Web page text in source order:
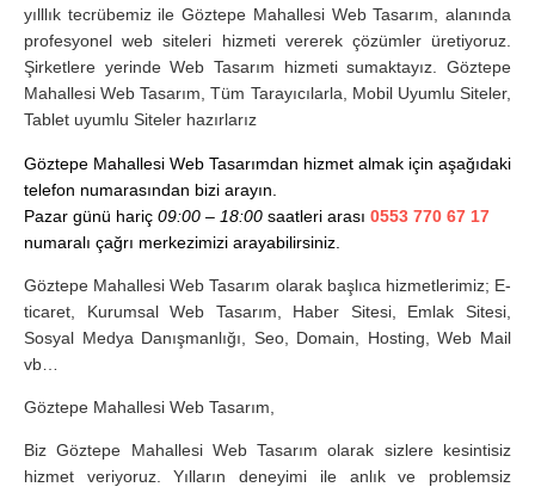
yılllık tecrübemiz ile Göztepe Mahallesi Web Tasarım, alanında
profesyonel web siteleri hizmeti vererek çözümler üretiyoruz.
Şirketlere yerinde Web Tasarım hizmeti sumaktayız. Göztepe
Mahallesi Web Tasarım, Tüm Tarayıcılarla, Mobil Uyumlu Siteler,
Tablet uyumlu Siteler hazırlarız
Göztepe Mahallesi Web Tasarımdan hizmet almak için aşağıdaki
telefon numarasından bizi arayın.
Pazar günü hariç 09:00 – 18:00 saatleri arası 0553 770 67 17
numaralı çağrı merkezimizi arayabilirsiniz.
Göztepe Mahallesi Web Tasarım olarak başlıca hizmetlerimiz; E-
ticaret, Kurumsal Web Tasarım, Haber Sitesi, Emlak Sitesi,
Sosyal Medya Danışmanlığı, Seo, Domain, Hosting, Web Mail
vb…
Göztepe Mahallesi Web Tasarım,
Biz Göztepe Mahallesi Web Tasarım olarak sizlere kesintisiz
hizmet veriyoruz. Yılların deneyimi ile anlık ve problemsiz